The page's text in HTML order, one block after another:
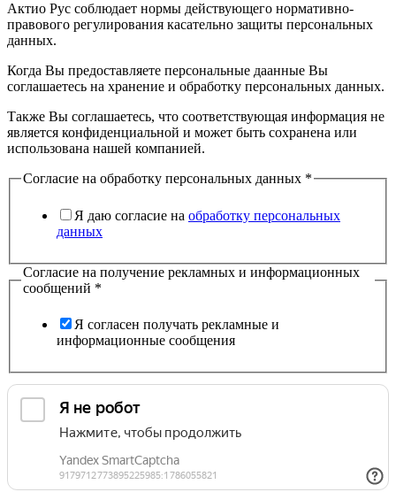
Актио Рус соблюдает нормы действующего нормативно-
правового регулирования касательно защиты персональных
данных.
Когда Вы предоставляете персональные даанные Вы
соглашаетесь на хранение и обработку персональных данных.
Также Вы соглашаетесь, что соответствующая информация не
является конфиденциальной и может быть сохранена или
использована нашей компанией.
Согласие на обработку персональных данных *
Я даю согласие на обработку персональных
данных
Согласие на получение рекламных и информационных
сообщений *
Я согласен получать рекламные и
информационные сообщения